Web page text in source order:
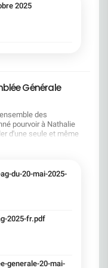
2025
Générale
des
pourvoir à Nathalie
d'une seule et même
s'est ouverte avec 4
en 2024 de tous les
trimestre 2025
Général, Slawomir
et intégrée. Etre
une banque rentable. Le
du-20-mai-2025-
2025-fr.pdf
generale-20-mai-